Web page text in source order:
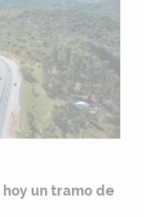
un tramo de